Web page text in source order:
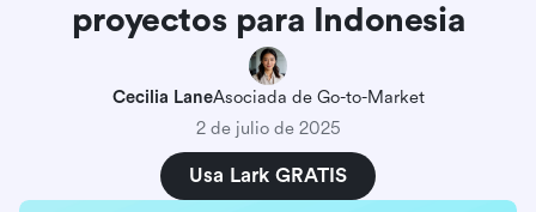
proyectos para Indonesia
Cecilia LaneAsociada de Go-to-Market
2 de julio de 2025
Usa Lark GRATIS